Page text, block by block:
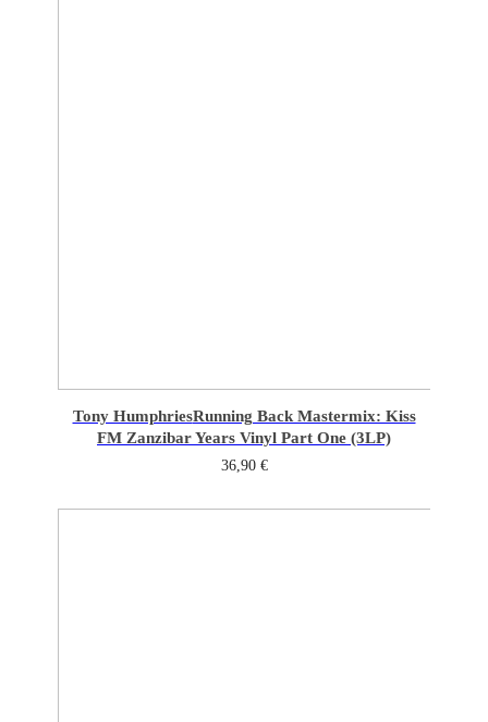
Tony HumphriesRunning Back Mastermix: Kiss
FM Zanzibar Years Vinyl Part One (3LP)
36,90 €